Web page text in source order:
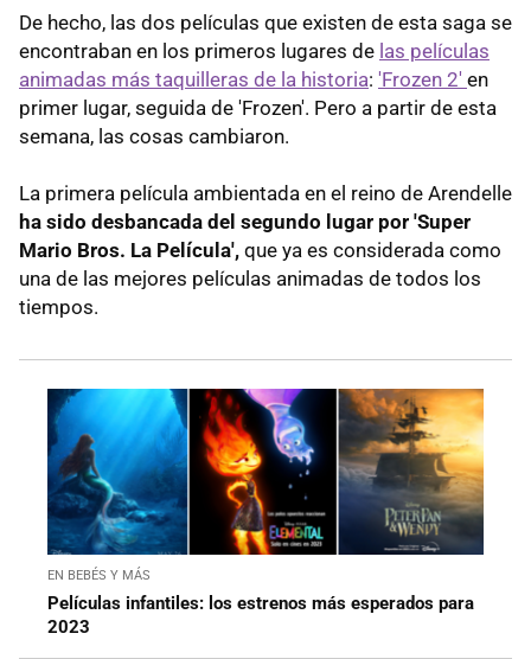
De hecho, las dos películas que existen de esta saga se
encontraban en los primeros lugares de las películas
animadas más taquilleras de la historia: 'Frozen 2' en
primer lugar, seguida de 'Frozen'. Pero a partir de esta
semana, las cosas cambiaron.
La primera película ambientada en el reino de Arendelle
ha sido desbancada del segundo lugar por 'Super
Mario Bros. La Película', que ya es considerada como
una de las mejores películas animadas de todos los
tiempos.
EN BEBÉS Y MÁS
Películas infantiles: los estrenos más esperados para
2023